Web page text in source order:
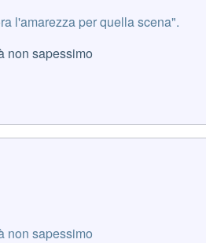
l'amarezza per quella scena".
non sapessimo
non sapessimo